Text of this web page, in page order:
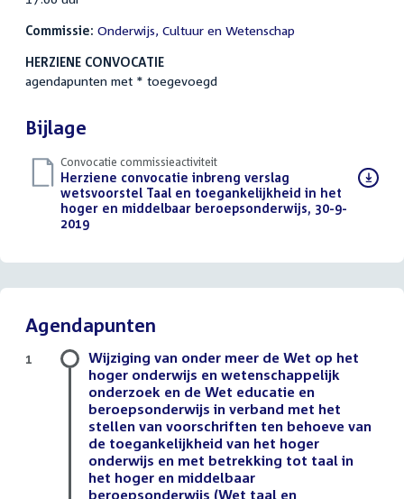
Commissie: Onderwijs, Cultuur en Wetenschap
HERZIENE CONVOCATIE
agendapunten met * toegevoegd
Bijlage
Convocatie commissieactiviteit
Download
bestand:
Herziene convocatie inbreng verslag
wetsvoorstel Taal en toegankelijkheid in het
hoger en middelbaar beroepsonderwijs, 30-9-
2019(PDF)
Agendapunten
Wijziging van onder meer de Wet op het
hoger onderwijs en wetenschappelijk
onderzoek en de Wet educatie en
beroepsonderwijs in verband met het
stellen van voorschriften ten behoeve van
de toegankelijkheid van het hoger
onderwijs en met betrekking tot taal in
het hoger en middelbaar
beroepsonderwijs (Wet taal en
1